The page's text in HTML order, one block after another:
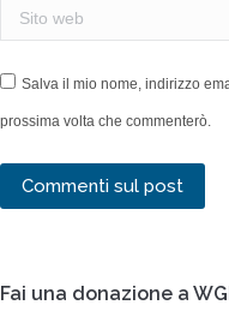
Sito web
Salva il mio nome, indirizzo
prossima volta che commenterò.
Commenti sul post
Fai una donazione a